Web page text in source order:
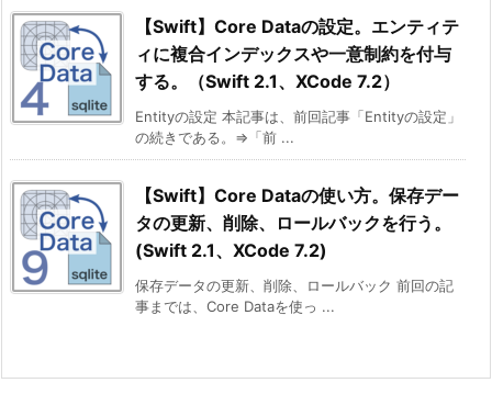
【Swift】Core Dataの設定。エンティテ
ィに複合インデックスや一意制約を付与
する。（Swift 2.1、XCode 7.2）
Entityの設定 本記事は、前回記事「Entityの設定」
の続きである。⇒「前 ...
【Swift】Core Dataの使い方。保存デー
タの更新、削除、ロールバックを行う。
(Swift 2.1、XCode 7.2)
保存データの更新、削除、ロールバック 前回の記
事までは、Core Dataを使っ ...